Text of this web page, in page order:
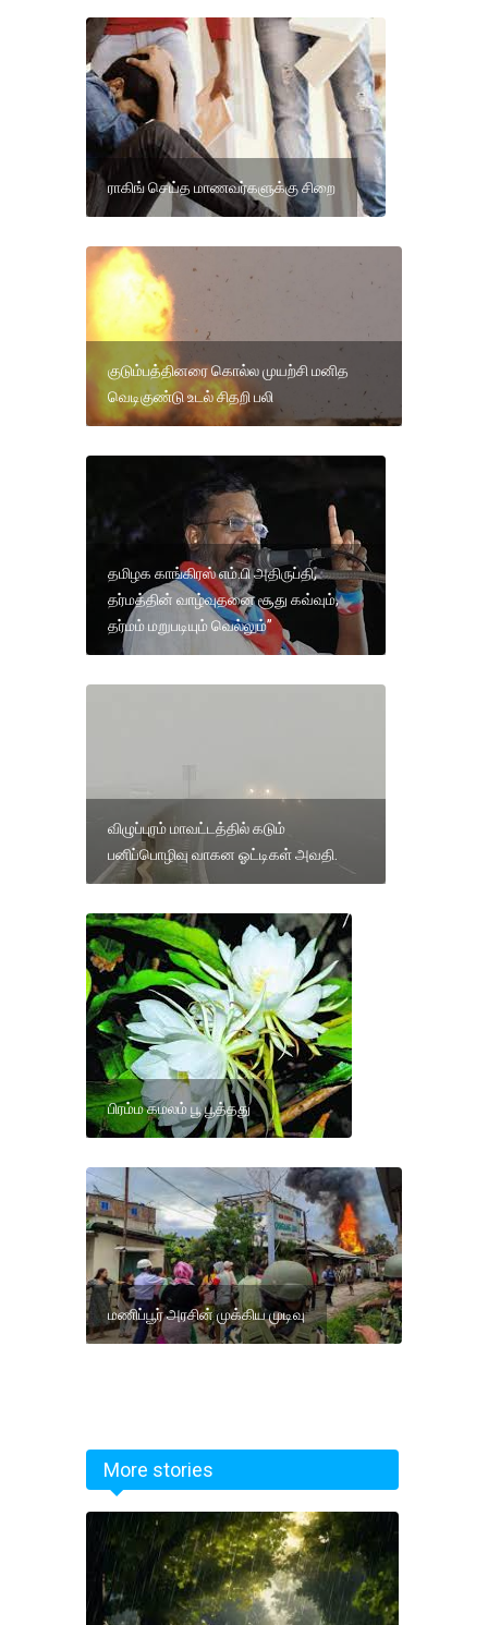
ராகிங் செய்த மாணவர்களுக்கு சிறை
குடும்பத்தினரை கொல்ல முயற்சி மனித
வெடிகுண்டு உடல் சிதறி பலி
தமிழக காங்கிரஸ் எம்.பி அதிருப்தி,
தர்மத்தின் வாழ்வுதனை சூது கவ்வும்,
தர்மம் மறுபடியும் வெல்லும்”
விழுப்புரம் மாவட்டத்தில் கடும்
பனிப்பொழிவு வாகன ஓட்டிகள் அவதி.
பிரம்ம கமலம் பூ பூத்தது
மணிப்பூர் அரசின் முக்கிய முடிவு
More stories